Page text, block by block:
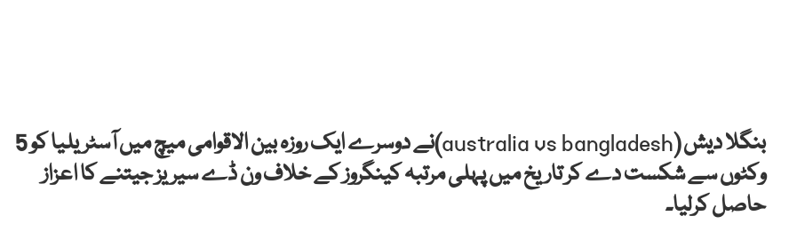
بنگلا دیش (australia vs bangladesh
)نے دوسرے ایک روزہ بین الاقوامی میچ میں آسٹریلیا کو 5
وکٹوں سے شکست دے کر تاریخ میں پہلی مرتبہ کینگروز کے خلاف ون ڈے سیریز جیتنے کا اعزاز
حاصل کرلیا۔